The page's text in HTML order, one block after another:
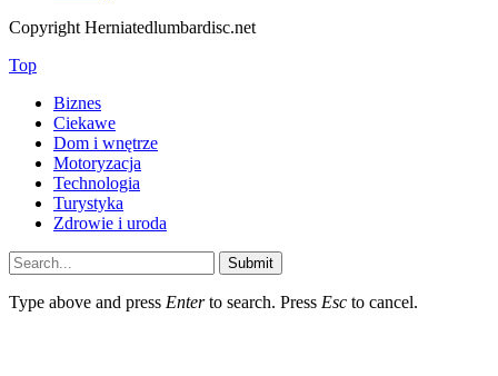
Copyright Herniatedlumbardisc.net
Top
Biznes
Ciekawe
Dom i wnętrze
Motoryzacja
Technologia
Turystyka
Zdrowie i uroda
Submit
Type above and press Enterto search. Press Esc to cancel.